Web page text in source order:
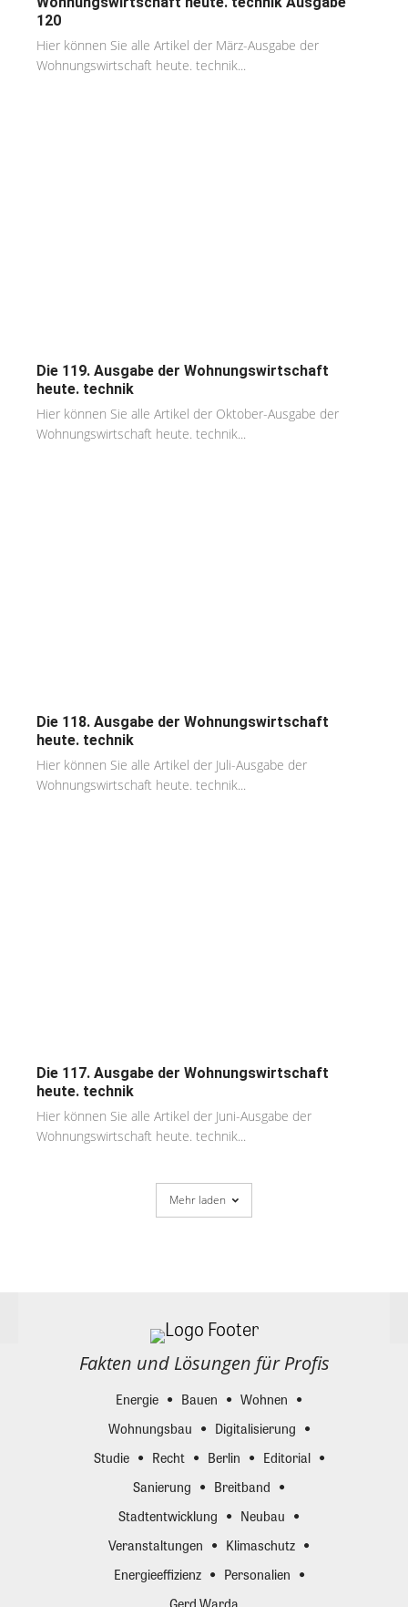
120
Hier können Sie alle Artikel der März-Ausgabe der
Wohnungswirtschaft heute. technik...
Die 119. Ausgabe der Wohnungswirtschaft
heute. technik
Hier können Sie alle Artikel der Oktober-Ausgabe der
Wohnungswirtschaft heute. technik...
Die 118. Ausgabe der Wohnungswirtschaft
heute. technik
Hier können Sie alle Artikel der Juli-Ausgabe der
Wohnungswirtschaft heute. technik...
Die 117. Ausgabe der Wohnungswirtschaft
heute. technik
Hier können Sie alle Artikel der Juni-Ausgabe der
Wohnungswirtschaft heute. technik...
Mehr laden
Fakten und Lösungen für Profis
Energie Bauen
Wohnen
Wohnungsbau
Digitalisierung
Studie
Recht Berlin
Editorial
Sanierung
Breitband
Stadtentwicklung
Neubau
Veranstaltungen
Klimaschutz
Energieeffizienz
Personalien
Gerd Warda